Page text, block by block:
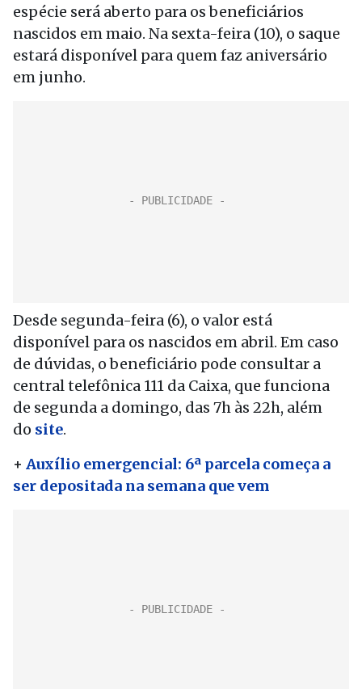
espécie será aberto para os beneficiários
nascidos em maio. Na sexta-feira (10), o saque
estará disponível para quem faz aniversário
em junho.
Desde segunda-feira (6), o valor está
disponível para os nascidos em abril. Em caso
de dúvidas, o beneficiário pode consultar a
central telefônica 111 da Caixa, que funciona
de segunda a domingo, das 7h às 22h, além
do site.
+ Auxílio emergencial: 6ª parcela começa a
ser depositada na semana que vem